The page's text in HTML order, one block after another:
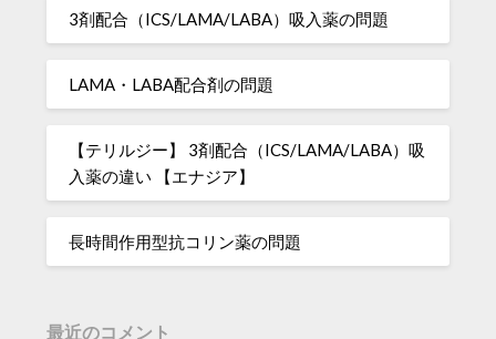
3剤配合（ICS/LAMA/LABA）吸入薬の問題
LAMA・LABA配合剤の問題
【テリルジー】 3剤配合（ICS/LAMA/LABA）吸
入薬の違い 【エナジア】
長時間作用型抗コリン薬の問題
最近のコメント